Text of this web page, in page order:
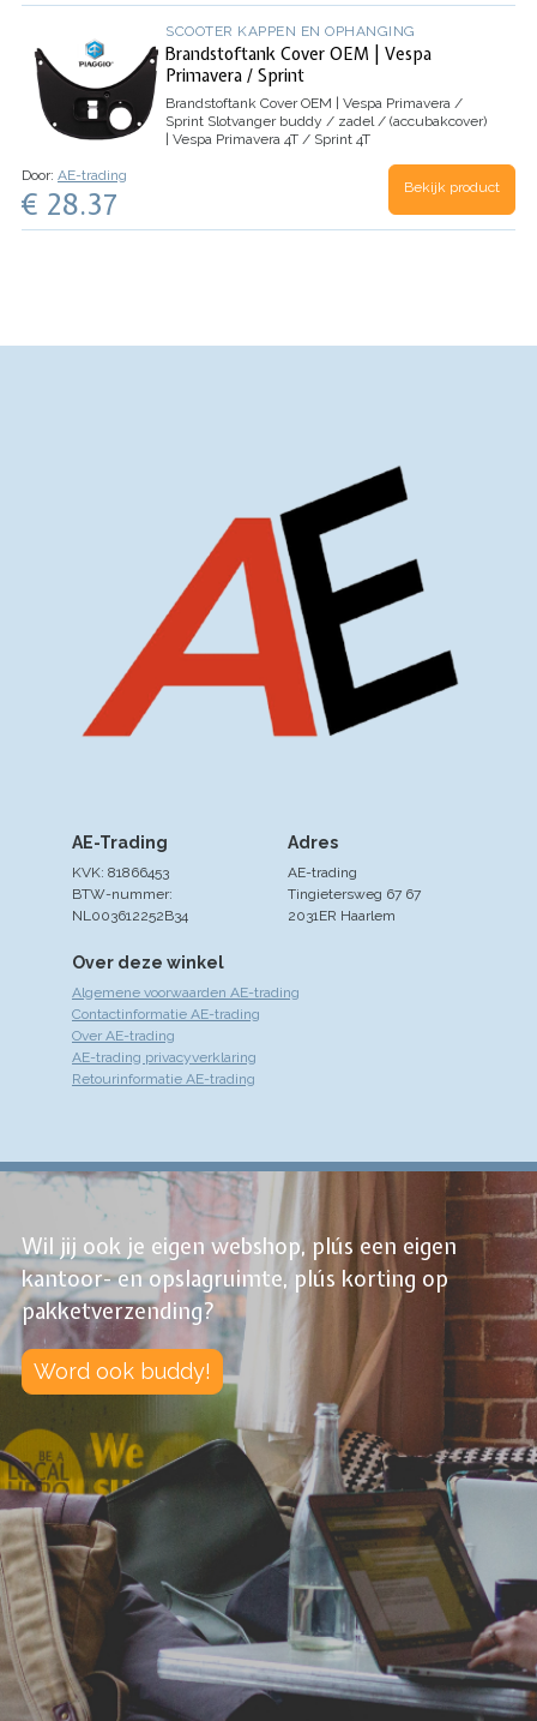
SCOOTER KAPPEN EN OPHANGING
Brandstoftank Cover OEM | Vespa
Primavera / Sprint
Brandstoftank Cover OEM | Vespa Primavera /
Sprint Slotvanger buddy / zadel / (accubakcover)
| Vespa Primavera 4T / Sprint 4T
Door: AE-trading
€ 28.37 Bekijk product
Over deze winkel
Algemene voorwaarden AE-trading
Contactinformatie AE-trading
Over AE-trading
AE-trading privacyverklaring
Retourinformatie AE-trading
Adres
AE-trading
Tingietersweg 67 67
2031ER Haarlem
AE-Trading
KVK: 81866453
BTW-nummer:
NL003612252B34
Wil jij ook je eigen webshop, plús een eigen
kantoor- en opslagruimte, plús korting op
pakketverzending?
Word ook buddy!